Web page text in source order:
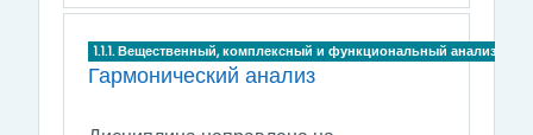
1.1.1. Вещественный, комплексный и функциональный анализ
Гармонический анализ